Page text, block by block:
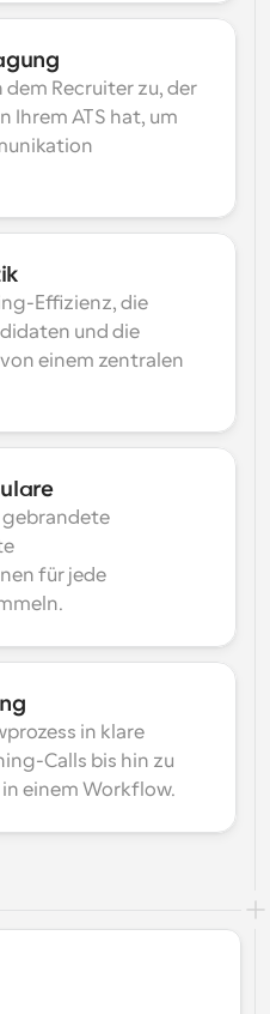
Recruiter zu, der
Ihrem ATS hat, um
Effizienz, die
und die
einem zentralen
gebrandete
für jede
in klare
Calls bis hin zu
einem Workflow.